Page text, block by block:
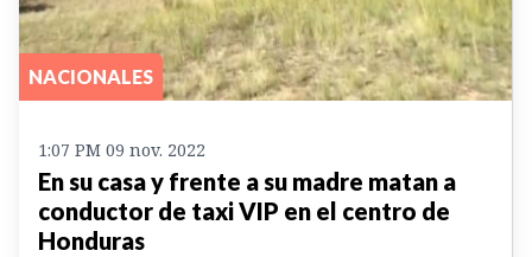
NACIONALES
1:07 PM 09 nov. 2022
En su casa y frente a su madre matan a
conductor de taxi VIP en el centro de
Honduras